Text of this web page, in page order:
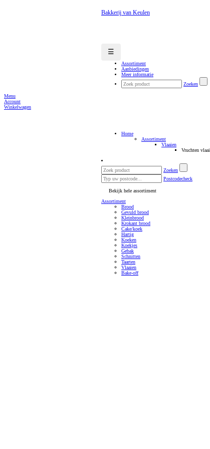
Bakkerij van Keulen
☰
Assortiment
Aanbiedingen
Meer informatie
Zoeken
Menu
Account
Winkelwagen
Home
Assortiment
Vlaaien
Vruchten vlaai
Zoeken
Postcodecheck
Bekijk hele assortiment
Assortiment
Brood
Gevuld brood
Kleinbrood
Krokant brood
Cake/koek
Hartig
Koeken
Koekjes
Gebak
Schnitten
Taarten
Vlaaien
Bake-off